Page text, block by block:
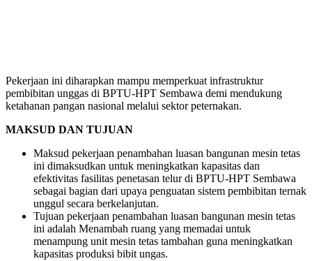
Pekerjaan ini diharapkan mampu memperkuat infrastruktur
pembibitan unggas di BPTU-HPT Sembawa demi mendukung
ketahanan pangan nasional melalui sektor peternakan.
MAKSUD DAN TUJUAN
Maksud pekerjaan penambahan luasan bangunan mesin tetas
ini dimaksudkan untuk meningkatkan kapasitas dan
efektivitas fasilitas penetasan telur di BPTU-HPT Sembawa
sebagai bagian dari upaya penguatan sistem pembibitan ternak
unggul secara berkelanjutan.
Tujuan pekerjaan penambahan luasan bangunan mesin tetas
ini adalah Menambah ruang yang memadai untuk
menampung unit mesin tetas tambahan guna meningkatkan
kapasitas produksi bibit ungas.